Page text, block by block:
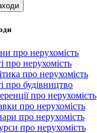
про нерухомість
про нерухомість
про нерухомість
про будівництво
про нерухомість
про нерухомість
про нерухомість
про нерухомість